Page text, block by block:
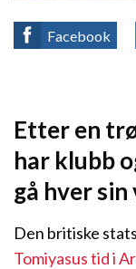
Facebook
Etter en
har klubb
gå hver sin
Den britiske
Tomiyasus tid i